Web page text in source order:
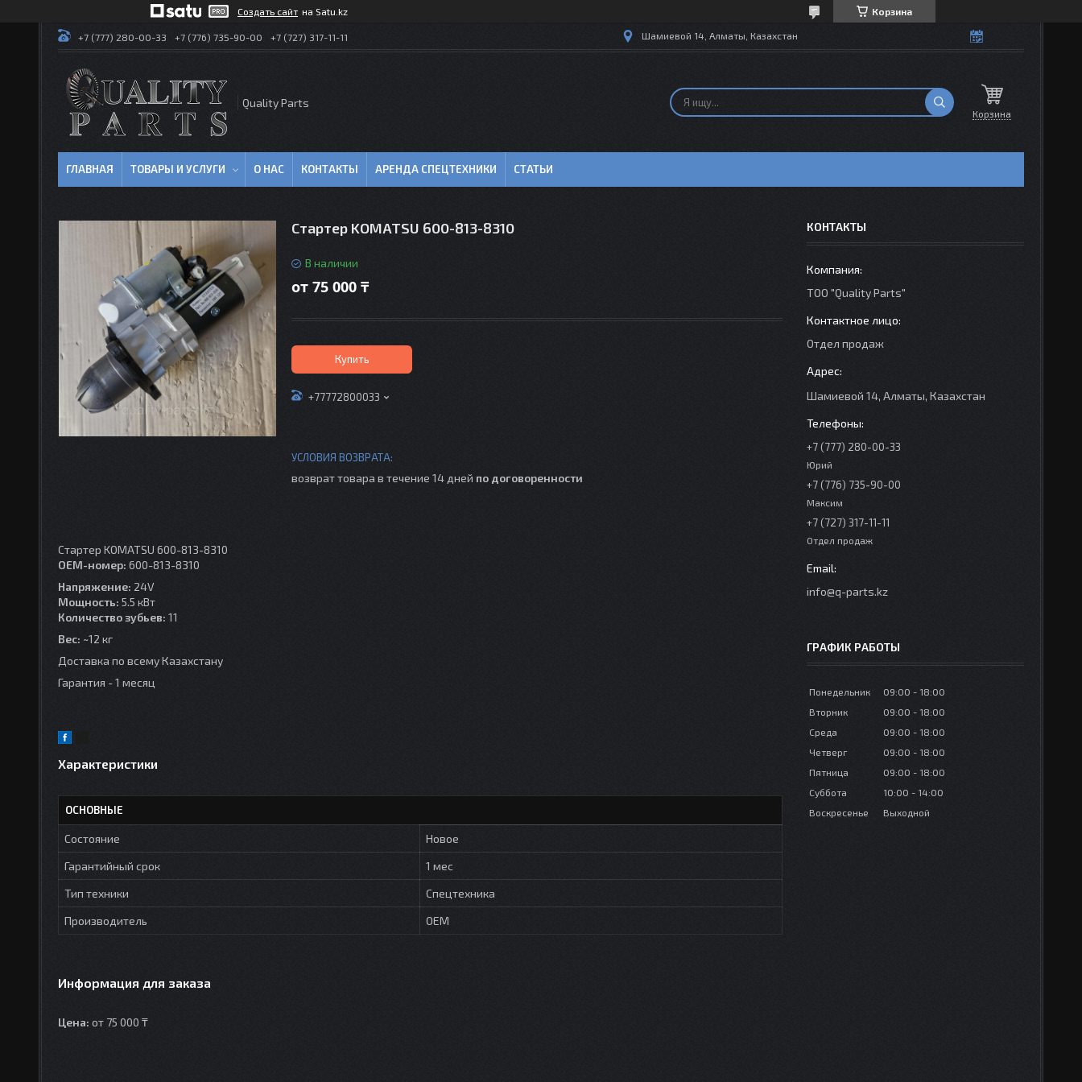
Создать сайт на Satu.kz Корзина
+7 (777) 280-00-33 +7 (776) 735-90-00 +7 (727) 317-11-11 Шамиевой 14, Алматы, Казахстан
Quality Parts
Корзина
ГЛАВНАЯ ТОВАРЫ И УСЛУГИ О НАС КОНТАКТЫ АРЕНДА СПЕЦТЕХНИКИ СТАТЬИ
Стартер KOMATSU 600-813-8310
В наличии
от 75 000 ₸
Купить
+77772800033
возврат товара в течение 14 дней по договоренности
Стартер KOMATSU 600-813-8310
OEM-номер: 600-813-8310
Напряжение: 24V
Мощность: 5.5 кВт
Количество зубьев: 11
Вес: ~12 кг
Доставка по всему Казахстану
Гарантия - 1 месяц
Характеристики
ОСНОВНЫЕ
Состояние
Новое
Гарантийный срок
1 мес
Тип техники
Спецтехника
Производитель
OEM
Информация для заказа
Цена: от 75 000 ₸
КОНТАКТЫ
ТОО "Quality Parts"
Отдел продаж
Шамиевой 14, Алматы, Казахстан
+7 (777) 280-00-33
Юрий
+7 (776) 735-90-00
Максим
+7 (727) 317-11-11
Отдел продаж
info@q-parts.kz
ГРАФИК РАБОТЫ
Понедельник 09:00
18:00
Вторник
09:00
18:00
Среда
09:00
18:00
Четверг
09:00
18:00
Пятница
09:00
18:00
Суббота
10:00
14:00
Воскресенье
Выходной